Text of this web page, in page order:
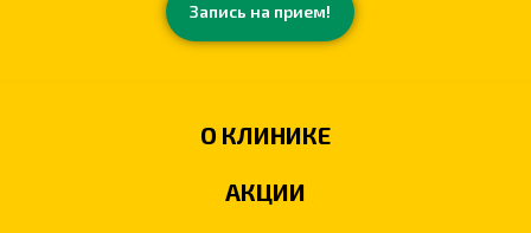
Запись на прием!
О КЛИНИКЕ
АКЦИИ